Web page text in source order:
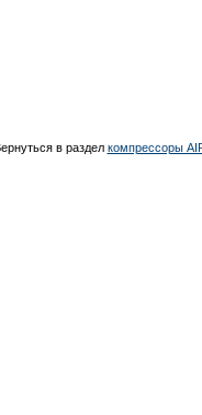
в раздел компрессоры